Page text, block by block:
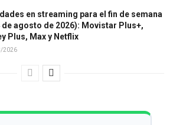
en streaming para el fin de semana
de agosto de 2026): Movistar Plus+,
Plus, Max y Netflix
2026